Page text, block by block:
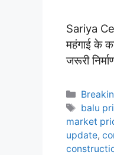
Sariya
महंगाई के
जरूरी
Tags
balu
market
update,